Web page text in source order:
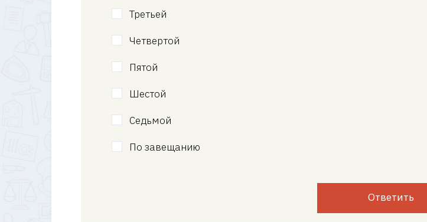
Третьей
Четвертой
Пятой
Шестой
Седьмой
По завещанию
Ответить